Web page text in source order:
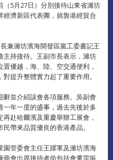
5月27日）分別接待山東省濰坊
濟新區代表團，就魯港經貿合
兼濰坊濱海開發區黨工委書記王
持接待。王副市長表示，濰坊
優越，海、陸、空交通便利，
提升整體實力起了重要作用。
並介紹該會各項服務。吳副會
年一度的盛事，過去先後於多
赴哈爾濱及重慶舉辦工展會，
帶來品質優良的香港產品。
管委會主任王躍軍及濰坊濱海
會出席接待者尚包括會董雷振